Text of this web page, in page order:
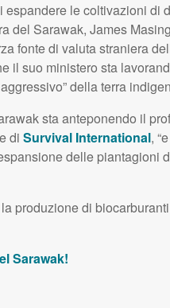
espandere le coltivazioni di
del Sarawak, James
fonte di valuta straniera
il suo ministero sta
della terra
sta anteponendo il
di Survival International,
delle piantagioni
produzione di
Sarawak!